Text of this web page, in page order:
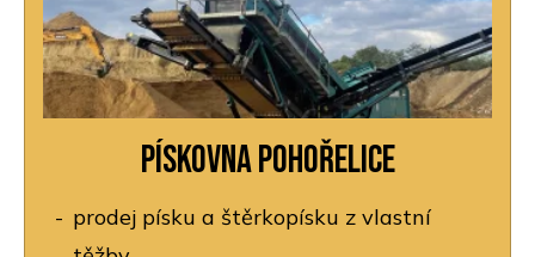
Pískovna Pohořelice
prodej písku a štěrkopísku z vlastní